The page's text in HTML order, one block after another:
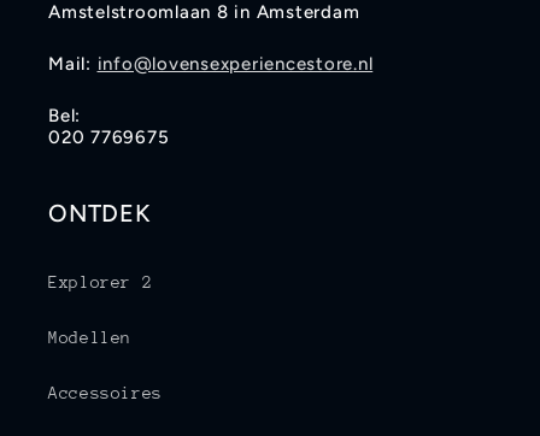
Amstelstroomlaan 8 in Amsterdam
Mail: info@lovensexperiencestore.nl
Bel:
020 7769675
ONTDEK
Explorer 2
Modellen
Accessoires